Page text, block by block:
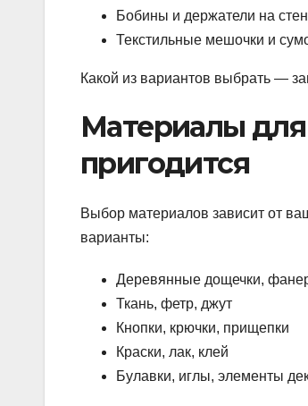
Бобины и держатели на
Текстильные мешочки и
Какой из вариантов выбрать —
Материалы для
пригодится
Выбор материалов зависит от
варианты:
Деревянные дощечки,
Ткань, фетр, джут
Кнопки, крючки, прищепки
Краски, лак, клей
Булавки, иглы, элементы